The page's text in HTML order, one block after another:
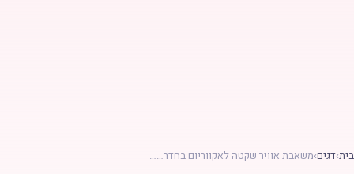
›דגים›משאבת אוויר שקטה לאקווריום בחדר……